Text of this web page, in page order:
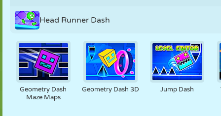
Head Runner Dash
Geometry Dash
Maze Maps
Geometry Dash 3D Jump Dash